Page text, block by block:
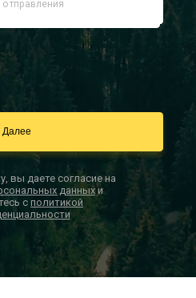
вы даете согласие на
данныхи
с политикой